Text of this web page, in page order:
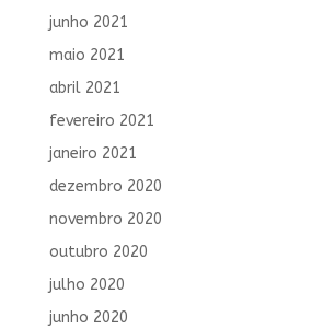
junho 2021
maio 2021
abril 2021
fevereiro 2021
janeiro 2021
dezembro 2020
novembro 2020
outubro 2020
julho 2020
junho 2020